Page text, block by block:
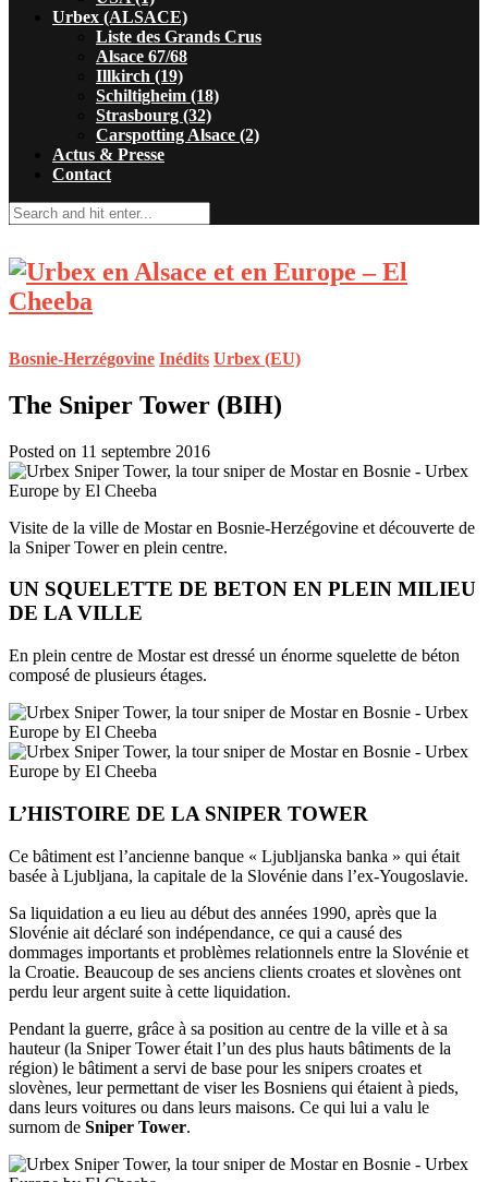
Urbex (ALSACE)
Liste des Grands Crus
Alsace 67/68
Illkirch (19)
Schiltigheim (18)
Strasbourg (32)
Carspotting Alsace (2)
Actus & Presse
Contact
Bosnie-Herzégovine Inédits Urbex (EU)
The Sniper Tower (BIH)
Posted on 11 septembre 2016
Visite de la ville de Mostar en Bosnie-Herzégovine et découverte de
la Sniper Tower en plein centre.
UN SQUELETTE DE BETON EN PLEIN MILIEU
DE LA VILLE
En plein centre de Mostar est dressé un énorme squelette de béton
composé de plusieurs étages.
L’HISTOIRE DE LA SNIPER TOWER
Ce bâtiment est l’ancienne banque « Ljubljanska banka » qui était
basée à Ljubljana, la capitale de la Slovénie dans l’ex-Yougoslavie.
Sa liquidation a eu lieu au début des années 1990, après que la
Slovénie ait déclaré son indépendance, ce qui a causé des
dommages importants et problèmes relationnels entre la Slovénie et
la Croatie. Beaucoup de ses anciens clients croates et slovènes ont
perdu leur argent suite à cette liquidation.
Pendant la guerre, grâce à sa position au centre de la ville et à sa
hauteur (la Sniper Tower était l’un des plus hauts bâtiments de la
région) le bâtiment a servi de base pour les snipers croates et
slovènes, leur permettant de viser les Bosniens qui étaient à pieds,
dans leurs voitures ou dans leurs maisons. Ce qui lui a valu le
surnom de Sniper Tower.